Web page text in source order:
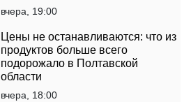
вчера, 19:00
Цены не останавливаются: что из
продуктов больше всего
подорожало в Полтавской
области
вчера, 18:00